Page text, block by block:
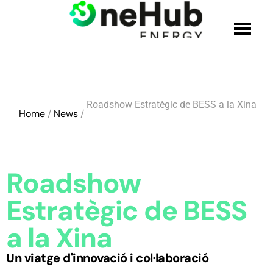
SOLUCIONS
CREDENCIALS
UNEIX-TE A L'EQUIP
BLOC
Home / News /
Roadshow Estratègic de BESS a la Xina
Roadshow
Estratègic de BESS
a la Xina
Un viatge d'innovació i col·laboració